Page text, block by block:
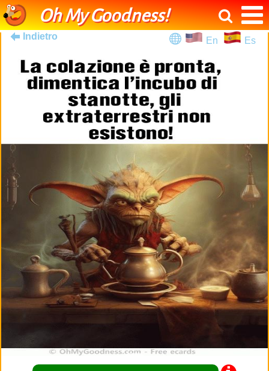
Oh My Goodness!
Indietro En Es